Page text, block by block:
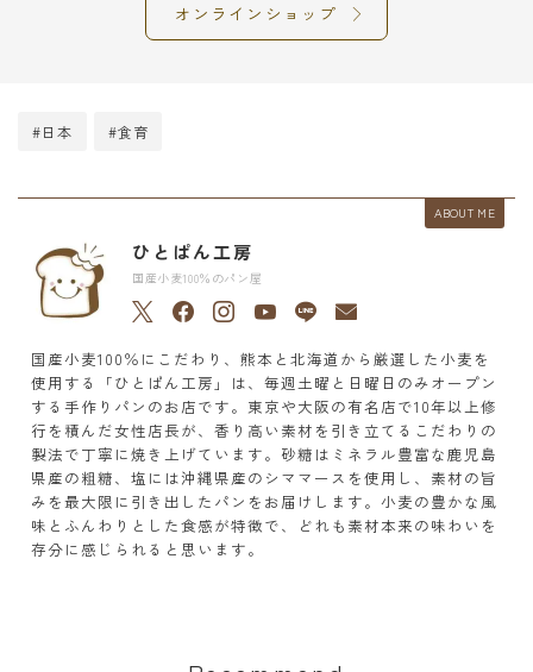
オンラインショップ
#日本 #食育
ABOUT ME
ひとぱん工房
国産小麦100％のパン屋
国産小麦100％にこだわり、熊本と北海道から厳選した小麦を
使用する「ひとぱん工房」は、毎週土曜と日曜日のみオープン
する手作りパンのお店です。東京や大阪の有名店で10年以上修
行を積んだ女性店長が、香り高い素材を引き立てるこだわりの
製法で丁寧に焼き上げています。砂糖はミネラル豊富な鹿児島
県産の粗糖、塩には沖縄県産のシママースを使用し、素材の旨
みを最大限に引き出したパンをお届けします。小麦の豊かな風
味とふんわりとした食感が特徴で、どれも素材本来の味わいを
存分に感じられると思います。